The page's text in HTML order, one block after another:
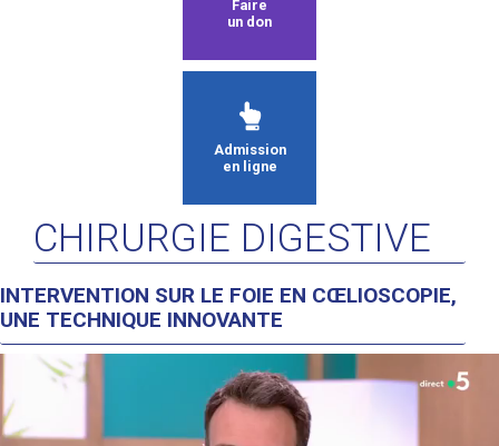
Faire
un don
Admission
en ligne
CHIRURGIE DIGESTIVE
INTERVENTION SUR LE FOIE EN CŒLIOSCOPIE,
UNE TECHNIQUE INNOVANTE
Lecteur